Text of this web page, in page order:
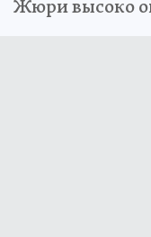
Жюри высоко